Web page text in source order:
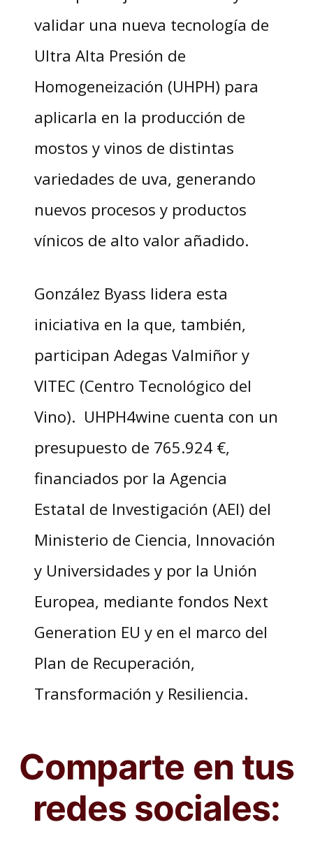
validar una nueva tecnología de
Ultra Alta Presión de
Homogeneización (UHPH) para
aplicarla en la producción de
mostos y vinos de distintas
variedades de uva, generando
nuevos procesos y productos
vínicos de alto valor añadido.
González Byass lidera esta
iniciativa en la que, también,
participan Adegas Valmiñor y
VITEC (Centro Tecnológico del
Vino). UHPH4wine cuenta con un
presupuesto de 765.924 €,
financiados por la Agencia
Estatal de Investigación (AEI) del
Ministerio de Ciencia, Innovación
y Universidades y por la Unión
Europea, mediante fondos Next
Generation EU y en el marco del
Plan de Recuperación,
Transformación y Resiliencia.
Comparte en tus
redes sociales: